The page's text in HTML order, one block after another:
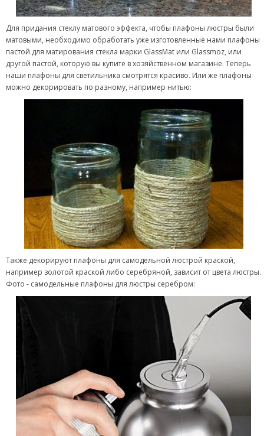
Для придания стеклу матового эффекта, чтобы плафоны люстры были
матовыми, необходимо обработать уже изготовленные нами плафоны
пастой для матирования стекла марки GlassMat или Glassmoz, или
другой пастой, которую вы купите в хозяйственном магазине. Теперь
наши плафоны для светильника смотрятся красиво. Или же плафоны
можно декорировать по разному, например нитью:
Также декорируют плафоны для самодельной люстрой краской,
например золотой краской либо серебряной, зависит от цвета люстры.
Фото - самодельные плафоны для люстры серебром: